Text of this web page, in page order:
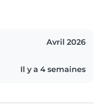
Avril 2026
Il y a 4 semaines